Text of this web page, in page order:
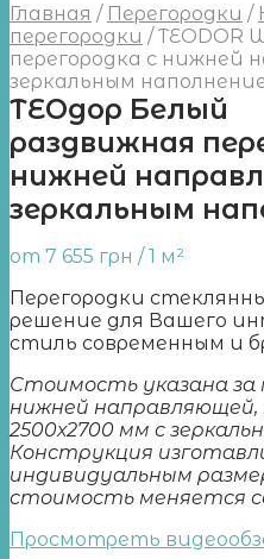
Главная / Перегородки /
перегородки /TEODOR
перегородка с нижней
зеркальным
ТЕОдор Белый
раздвижная
нижней
зеркальным
от 7 655 грн / 1 м²
Перегородки
решение для Вашего
стиль современным и
Стоимость указана за
нижней направляющей,
2500х2700 мм с
Конструкция
индивидуальным
стоимость меняется
Просмотреть